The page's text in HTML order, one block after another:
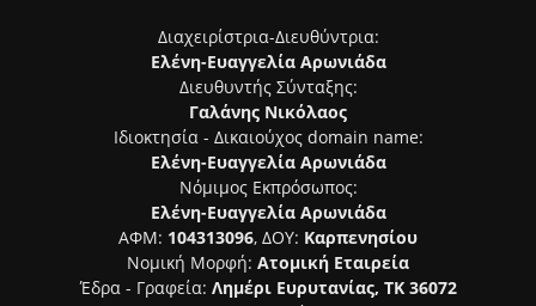
Διαχειρίστρια-Διευθύντρια:
Ελένη-Ευαγγελία Αρωνιάδα
Διευθυντής Σύνταξης:
Γαλάνης Νικόλαος
Ιδιοκτησία - Δικαιούχος domain name:
Ελένη-Ευαγγελία Αρωνιάδα
Νόμιμος Εκπρόσωπος:
Ελένη-Ευαγγελία Αρωνιάδα
ΑΦΜ: 104313096, ΔΟΥ: Καρπενησίου
Νομική Μορφή: Ατομική Εταιρεία
Έδρα - Γραφεία: Λημέρι Ευρυτανίας, ΤΚ 36072